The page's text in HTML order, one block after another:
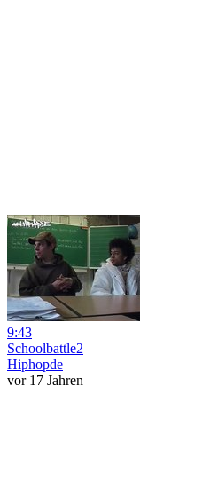
9:43
Schoolbattle2
Hiphopde
vor 17 Jahren